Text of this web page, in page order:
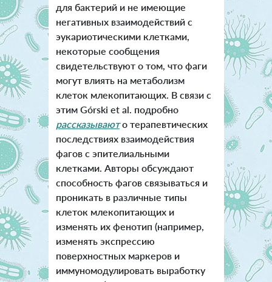
для бактерий и не имеющие
негативных взаимодействий с
эукариотическими клетками,
некоторые сообщения
свидетельствуют о том, что фаги
могут влиять на метаболизм
клеток млекопитающих. В связи с
этим Górski et al. подробно
рассказываюто терапевтических
последствиях взаимодействия
фагов с эпителиальными
клетками. Авторы обсуждают
способность фагов связываться и
проникать в различные типы
клеток млекопитающих и
изменять их фенотип (например,
изменять экспрессию
поверхностных маркеров и
иммуномодулировать выработку